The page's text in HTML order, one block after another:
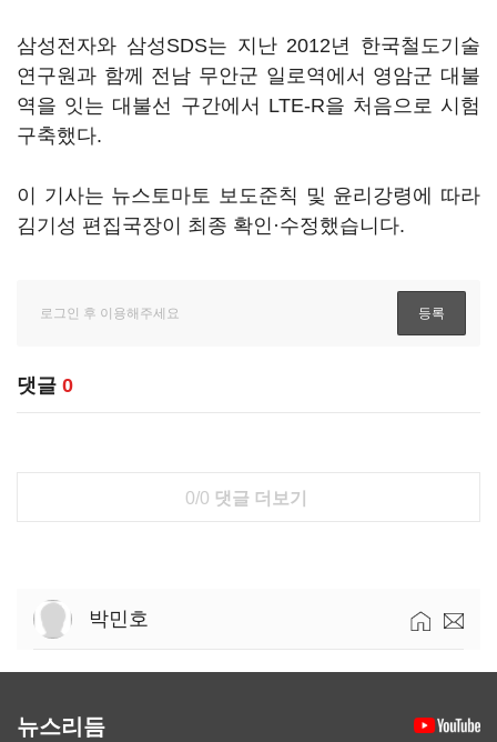
삼성전자와 삼성SDS는 지난 2012년 한국철도기술
연구원과 함께 전남 무안군 일로역에서 영암군 대불
역을 잇는 대불선 구간에서 LTE-R을 처음으로 시험
구축했다.
이 기사는 뉴스토마토 보도준칙 및 윤리강령에 따라
김기성 편집국장이 최종 확인·수정했습니다.
댓글 0
0/0 댓글 더보기
박민호
뉴스리듬